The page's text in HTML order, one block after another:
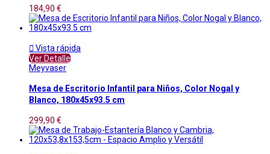
184,90 €
 Vista rápida
Ver Detalle
Meyvaser
Mesa de Escritorio Infantil para Niños, Color Nogal y
Blanco, 180x45x93.5 cm
299,90 €